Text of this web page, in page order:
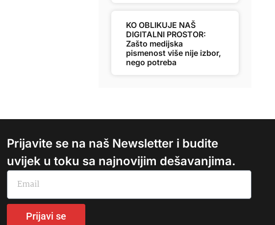
KO OBLIKUJE NAŠ
DIGITALNI PROSTOR:
Zašto medijska
pismenost više nije izbor,
nego potreba
Prijavite se na naš Newsletter i budite
uvijek u toku sa najnovijim dešavanjima.
Prijavi se